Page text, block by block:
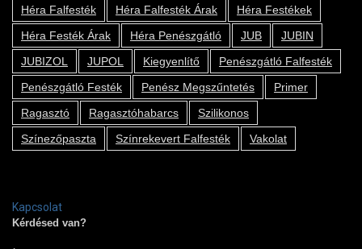
Héra Falfesték
Héra Falfesték Árak
Héra Festékek
Héra Festék Árak
Héra Penészgátló JUB
JUBIN
JUBIZOL
JUPOL Kiegyenlítő
Penészgátló Falfesték
Penészgátló Festék
Penész Megszűntetés
Primer
Ragasztó
Ragasztóhabarcs
Szilikonos
Színezőpaszta
Színrekevert Falfesték Vakolat
Kapcsolat
Kérdésed van?